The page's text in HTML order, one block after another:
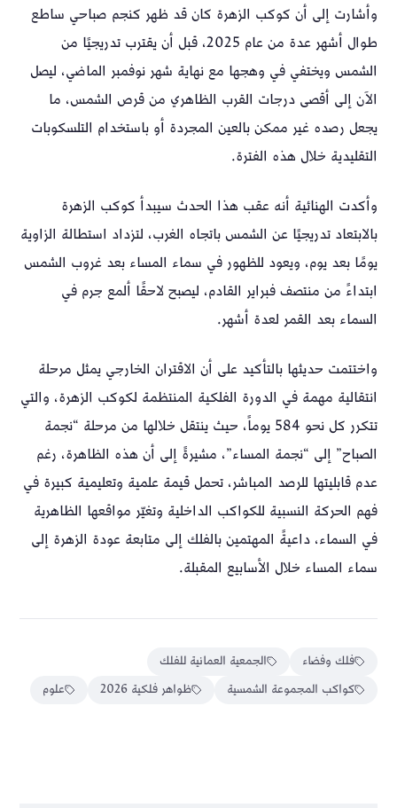
وأشارت إلى أن كوكب الزهرة كان قد ظهر كنجم صباحي ساطع
طوال أشهر عدة من عام 2025، قبل أن يقترب تدريجيًا من
الشمس ويختفي في وهجها مع نهاية شهر نوفمبر الماضي، ليصل
الآن إلى أقصى درجات القرب الظاهري من قرص الشمس، ما
يجعل رصده غير ممكن بالعين المجردة أو باستخدام التلسكوبات
التقليدية خلال هذه الفترة.
وأكدت الهنائية أنه عقب هذا الحدث سيبدأ كوكب الزهرة
بالابتعاد تدريجيًا عن الشمس باتجاه الغرب، لتزداد استطالة الزاوية
يومًا بعد يوم، ويعود للظهور في سماء المساء بعد غروب الشمس
ابتداءً من منتصف فبراير القادم، ليصبح لاحقًا ألمع جرم في
السماء بعد القمر لعدة أشهر.
واختتمت حديثها بالتأكيد على أن الاقتران الخارجي يمثل مرحلة
انتقالية مهمة في الدورة الفلكية المنتظمة لكوكب الزهرة، والتي
تتكرر كل نحو 584 يوماً، حيث ينتقل خلالها من مرحلة “نجمة
الصباح” إلى “نجمة المساء”، مشيرةً إلى أن هذه الظاهرة، رغم
عدم قابليتها للرصد المباشر، تحمل قيمة علمية وتعليمية كبيرة في
فهم الحركة النسبية للكواكب الداخلية وتغيّر مواقعها الظاهرية
في السماء، داعيةً المهتمين بالفلك إلى متابعة عودة الزهرة إلى
سماء المساء خلال الأسابيع المقبلة.
فلك وفضاء
الجمعية العمانية للفلك
كواكب المجموعة الشمسية
ظواهر فلكية 2026 علوم